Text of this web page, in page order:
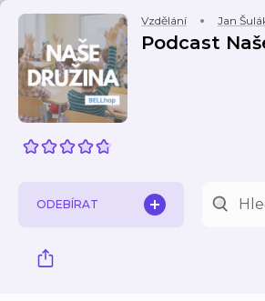
Vzdělání Jan
Podcast
ODEBÍRAT